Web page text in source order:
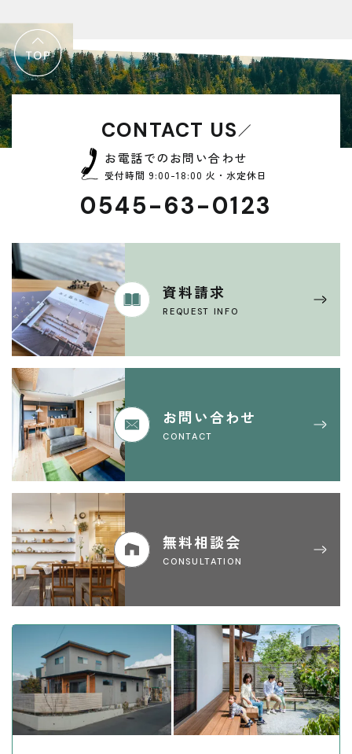
CONTACT US
お電話でのお問い合わせ
受付時間 9:00-18:00 火・水定休日
0545-63-0123
資料請求
REQUEST INFO
お問い合わせ
CONTACT
無料相談会
CONSULTATION